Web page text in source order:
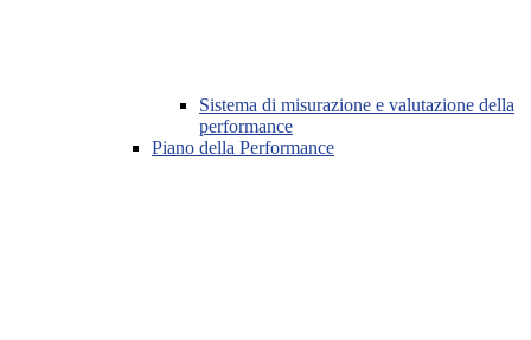
Sistema di misurazione e valutazione della
performance
Piano della Performance